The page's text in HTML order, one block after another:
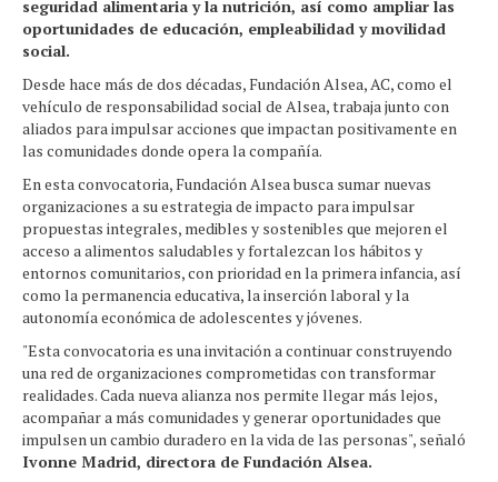
seguridad alimentaria y la nutrición, así como ampliar las
oportunidades de educación, empleabilidad y movilidad
social.
Desde hace más de dos décadas, Fundación Alsea, AC, como el
vehículo de responsabilidad social de Alsea, trabaja junto con
aliados para impulsar acciones que impactan positivamente en
las comunidades donde opera la compañía.
En esta convocatoria, Fundación Alsea busca sumar nuevas
organizaciones a su estrategia de impacto para impulsar
propuestas integrales, medibles y sostenibles que mejoren el
acceso a alimentos saludables y fortalezcan los hábitos y
entornos comunitarios, con prioridad en la primera infancia, así
como la permanencia educativa, la inserción laboral y la
autonomía económica de adolescentes y jóvenes.
"Esta convocatoria es una invitación a continuar construyendo
una red de organizaciones comprometidas con transformar
realidades. Cada nueva alianza nos permite llegar más lejos,
acompañar a más comunidades y generar oportunidades que
impulsen un cambio duradero en la vida de las personas", señaló
Ivonne Madrid, directora de Fundación Alsea.